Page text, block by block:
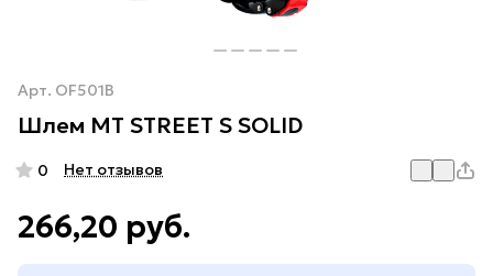
Арт. OF501B
Шлем MT STREET S SOLID
0 Нет отзывов
266,20 руб.